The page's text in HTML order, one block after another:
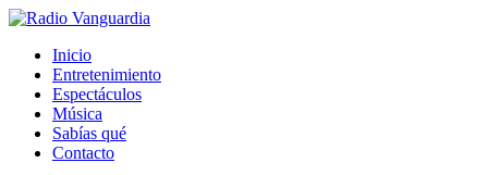
Skip
content
Radio Vanguardia
Tu música y mucho mas
Primary
Menu
Inicio
Entretenimiento
Espectáculos
Música
Sabías qué
Contacto